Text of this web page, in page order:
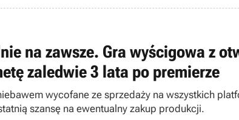
na zawsze. Gra wyścigowa z
zaledwie 3 lata po premierze
wycofane ze sprzedaży na wszystkich
szansę na ewentualny zakup produkcji.